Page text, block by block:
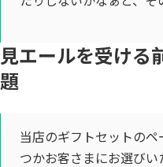
見エールを受ける
題
当店のギフトセットの
つかお客さまにお選び